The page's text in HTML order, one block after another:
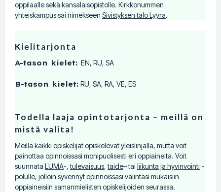
oppilaalle sekä kansalaisopistolle. Kirkkonummen
yhteiskampus sai nimekseen Sivistyksen talo Lyyra.
Kielitarjonta
A-tason kielet: EN, RU, SA
B-tason kielet: RU, SA, RA, VE, ES
Todella laaja opintotarjonta – meillä on
mistä valita!
Meillä kaikki opiskelijat opiskelevat yleislinjalla, mutta voit
painottaa opinnoissasi monipuolisesti eri oppiaineita. Voit
suunnata LUMA-,tulevaisuus,taide– tai liikunta ja hyvinvointi -
polulle, jolloin syvennyt opinnoissasi valintasi mukaisiin
oppiaineisiin samanmielisten opiskelijoiden seurassa.